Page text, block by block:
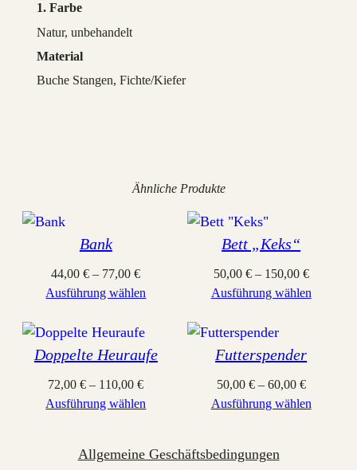
1. Farbe
Natur, unbehandelt
Material
Buche Stangen, Fichte/Kiefer
Ähnliche Produkte
Bank
44,00€ – 77,00€
Ausführung wählen
Bett „Keks“
50,00 €– 150,00 €
Ausführung wählen
Doppelte Heuraufe
72,00€ – 110,00€
Ausführung wählen
Futterspender
50,00 €– 60,00 €
Ausführung wählen
Allgemeine Geschäftsbedingungen